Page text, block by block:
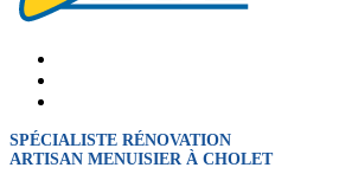
SPÉCIALISTE RÉNOVATION
ARTISAN MENUISIER À CHOLET